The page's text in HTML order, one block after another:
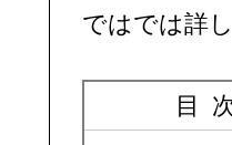
ではでは詳
目